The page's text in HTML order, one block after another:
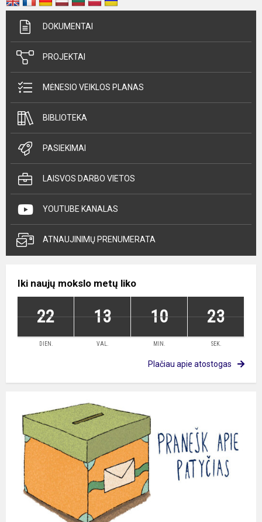
DOKUMENTAI
PROJEKTAI
MĖNESIO VEIKLOS PLANAS
BIBLIOTEKA
PASIEKIMAI
LAISVOS DARBO VIETOS
YOUTUBE KANALAS
ATNAUJINIMŲ PRENUMERATA
Iki naujų mokslo metų liko
22 13 10 23
DIEN. VAL. MIN. SEK.
Plačiau apie atostogas